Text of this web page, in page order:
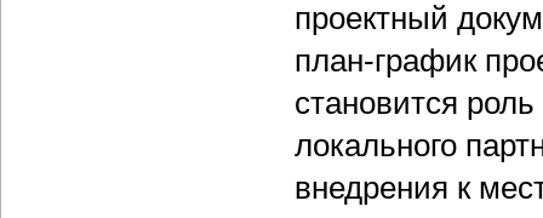
проектный
план-график
становится
локального
внедрения к